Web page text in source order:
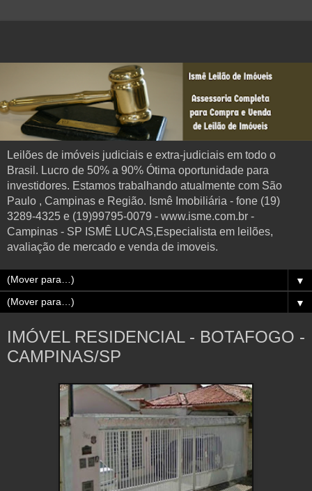
Leilões de imóveis judiciais e extra-judiciais em todo o
Brasil. Lucro de 50% a 90% Ótima oportunidade para
investidores. Estamos trabalhando atualmente com São
Paulo , Campinas e Região. Ismê Imobiliária - fone (19)
3289-4325 e (19)99795-0079 - www.isme.com.br -
Campinas - SP ISMÊ LUCAS,Especialista em leilões,
avaliação de mercado e venda de imoveis.
▼
▼
IMÓVEL RESIDENCIAL - BOTAFOGO -
CAMPINAS/SP